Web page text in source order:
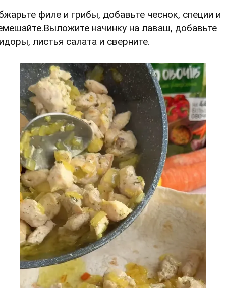
филе и грибы, добавьте чеснок, специи и
начинку на лаваш, добавьте
листья салата и сверните.